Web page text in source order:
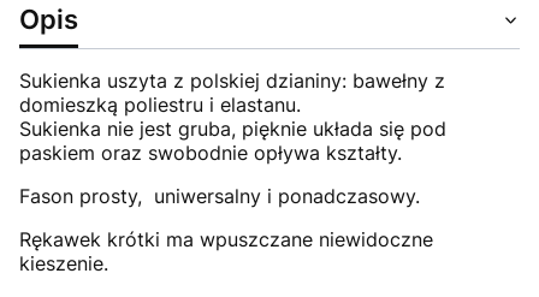
Opis
Sukienka uszyta z polskiej dzianiny: bawełny z
domieszką poliestru i elastanu.
Sukienka nie jest gruba, pięknie układa się pod
paskiem oraz swobodnie opływa kształty.
Fason prosty, uniwersalny i ponadczasowy.
Rękawek krótki ma wpuszczane niewidoczne
kieszenie.